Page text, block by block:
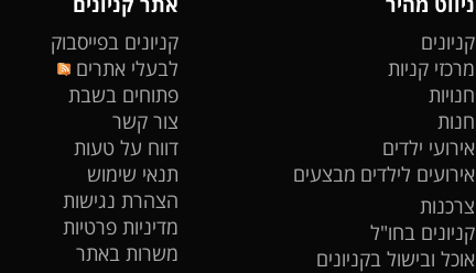
קניונים
מרכזי קניות
חנויות
חנות
אירועי ילדים
אירועים לילדים מבצעים
צרכנות
קניונים בחו"ל
אוכל ובישול בקניונים
קניונים בפייסבוק
לבעלי אתרים
פתוחים בשבת
צור קשר
דווח על טעות
תנאי שימוש
הצהרת נגישות
מדיניות פרטיות
משרות באתר